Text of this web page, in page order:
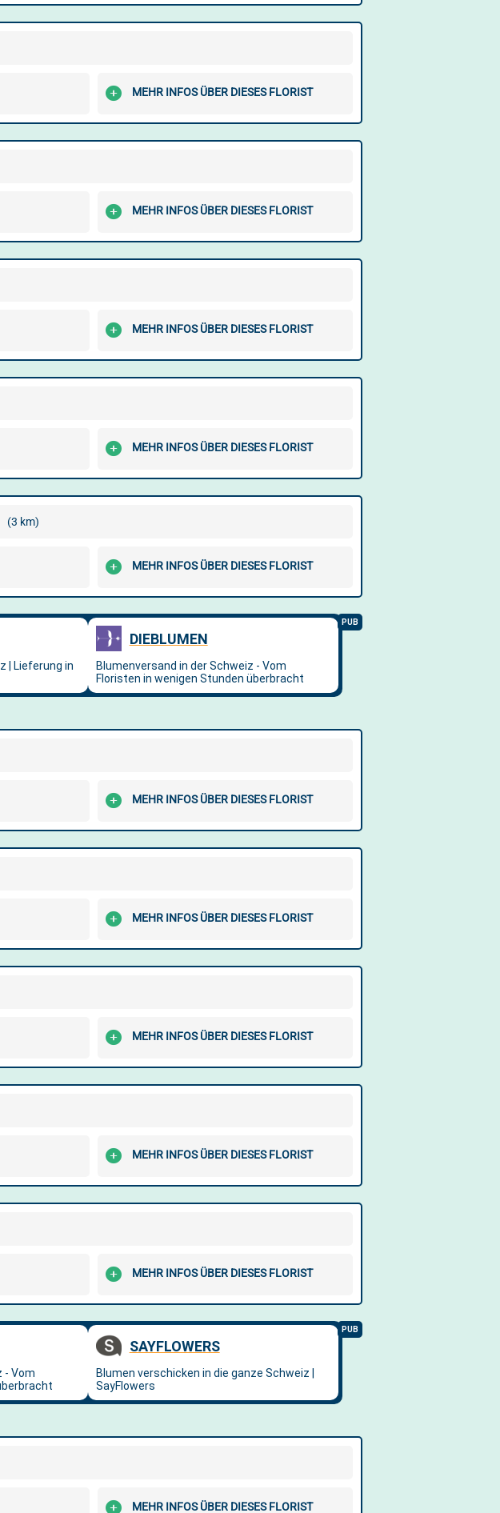
MEHR INFOS ÜBER DIESES FLORIST
MEHR INFOS ÜBER DIESES FLORIST
MEHR INFOS ÜBER DIESES FLORIST
MEHR INFOS ÜBER DIESES FLORIST
(3 km)
MEHR INFOS ÜBER DIESES FLORIST
MEHR INFOS ÜBER DIESES FLORIST
MEHR INFOS ÜBER DIESES FLORIST
MEHR INFOS ÜBER DIESES FLORIST
MEHR INFOS ÜBER DIESES FLORIST
MEHR INFOS ÜBER DIESES FLORIST
MEHR INFOS ÜBER DIESES FLORIST